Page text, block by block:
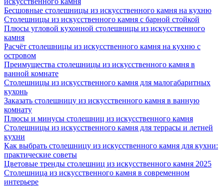
Бесшовные столешницы из искусственного камня на кухню
Столешницы из искусственного камня с барной стойкой
Плюсы угловой кухонной столешницы из искусственного
камня
Расчёт столешницы из искусственного камня на кухню с
островом
Преимущества столешницы из искусственного камня в
ванной комнате
Столешницы из искусственного камня для малогабаритных
кухонь
Заказать столешницу из искусственного камня в ванную
комнату
Плюсы и минусы столешниц из искусственного камня
Столешницы из искусственного камня для террасы и летней
кухни
Как выбрать столешницу из искусственного камня для кухни:
практические советы
Цветовые тренды столешниц из искусственного камня 2025
Столешница из искусственного камня в современном
интерьере